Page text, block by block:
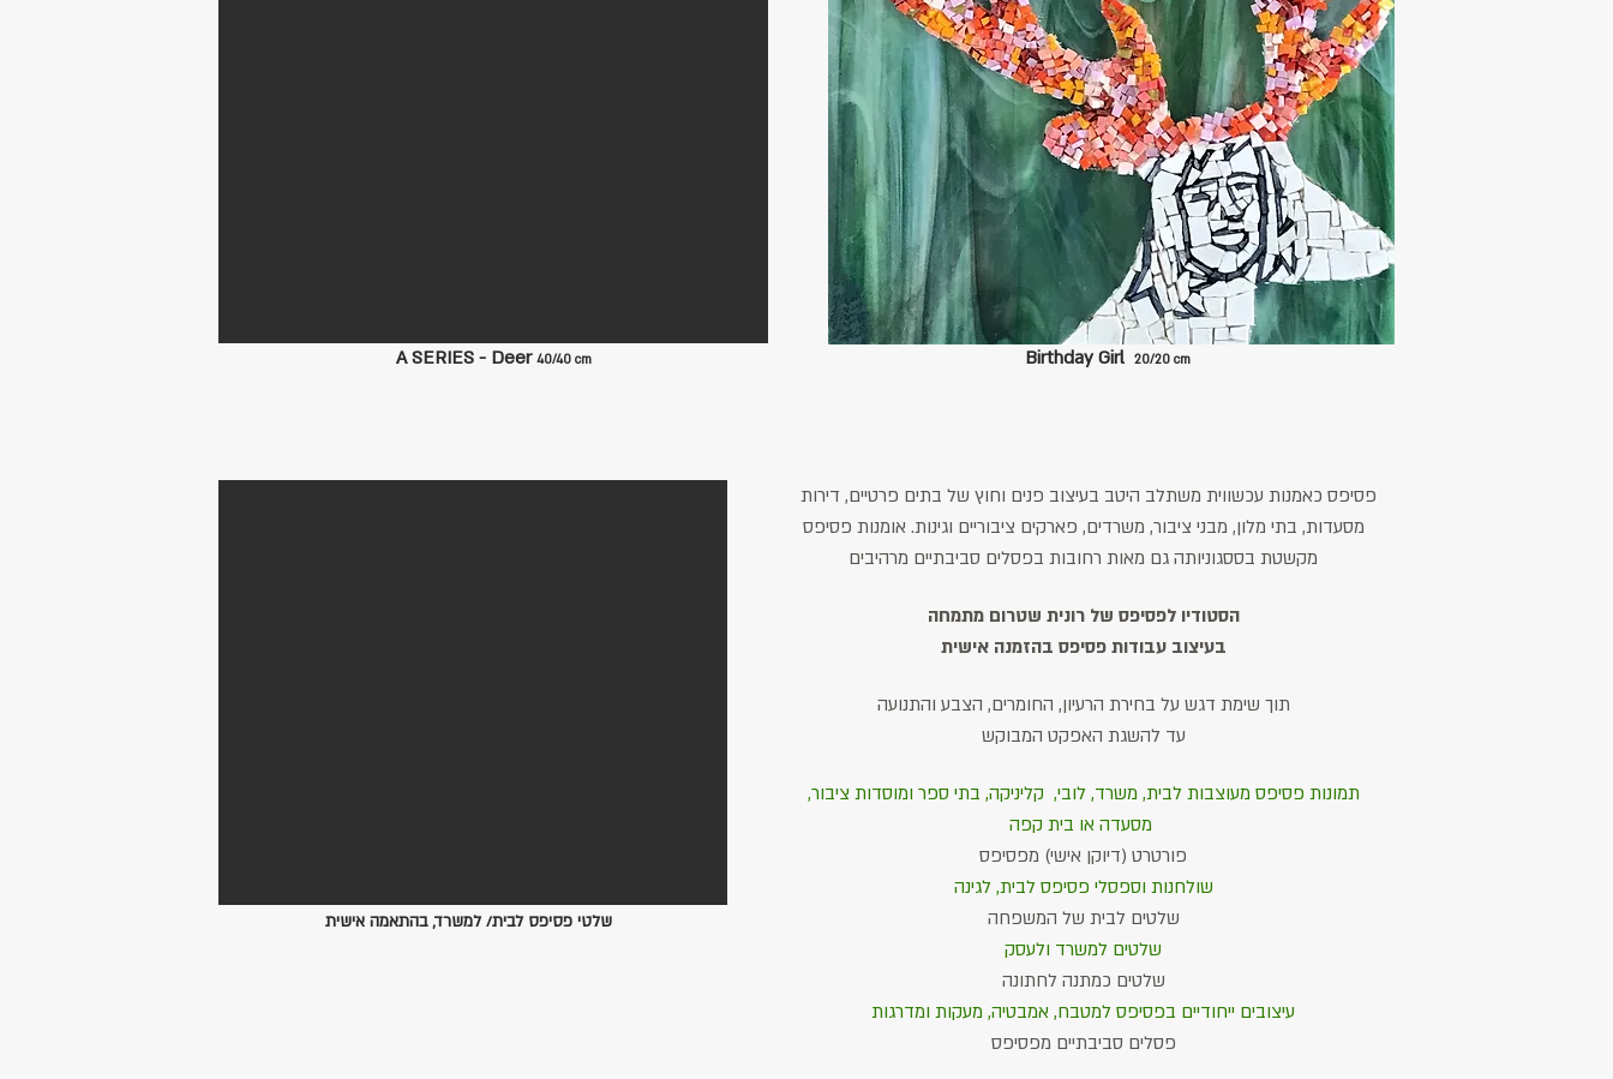
A SERIES - Deer 40/40 cm Birthday Girl 20/20 cm
פסיפס כאמנות עכשווית משתלב היטב בעיצוב פנים וחוץ של בתים פרטיים, דירות
מסעדות, בתי מלון, מבני ציבור, משרדים, פארקים ציבוריים וגינות. אומנות פסיפס
מקשטת בססגוניותה גם מאות רחובות בפסלים סביבתיים מרהיבים
הסטודיו לפסיפס של רונית שטרום מתמחה
בעיצוב עבודות פסיפס בהזמנה אישית
תוך שימת דגש על בחירת הרעיון, החומרים, הצבע והתנועה
עד להשגת האפקט המבוקש
תמונות פסיפס מעוצבות לבית, משרד, לובי, קליניקה, בתי ספר ומוסדות ציבור,
מסעדה
פורטרט (דיוקן אישי) מפסיפס
שולחנות וספסלי פסיפס לבית, לגינה
שלטים לבית של המשפחה
שלטים למשרד ולעסק
שלטים כמתנה לחתונה
עיצובים ייחודיים בפסיפס למטבח, אמבטיה, מעקות ומדרגות
פסלים סביבתיים מפסיפס
שלטי פסיפס לבית/ למשרד, בהתאמה אישית